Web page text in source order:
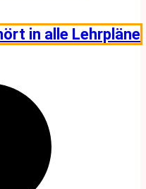
in alle Lehrpläne